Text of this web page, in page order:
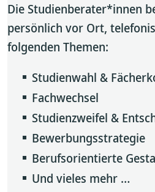
Die Studienberater*innen
persönlich vor Ort,
folgenden Themen:
Studienwahl &
Fachwechsel
Studienzweifel &
Bewerbungsstrategie
Berufsorientierte
Und vieles mehr …